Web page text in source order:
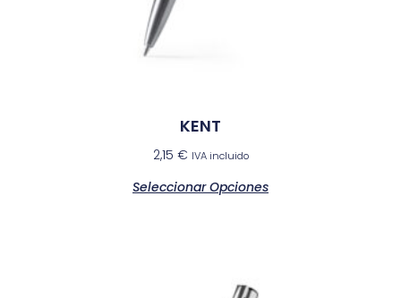
KENT
2,15 € IVA incluido
Seleccionar Opciones